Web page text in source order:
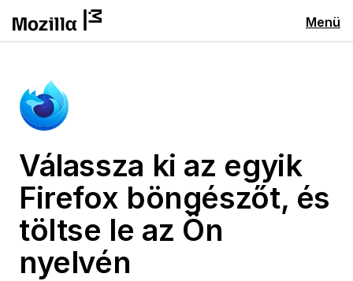
Menü
Válassza ki az egyik
Firefox böngészőt, és
töltse le az Ön
nyelvén